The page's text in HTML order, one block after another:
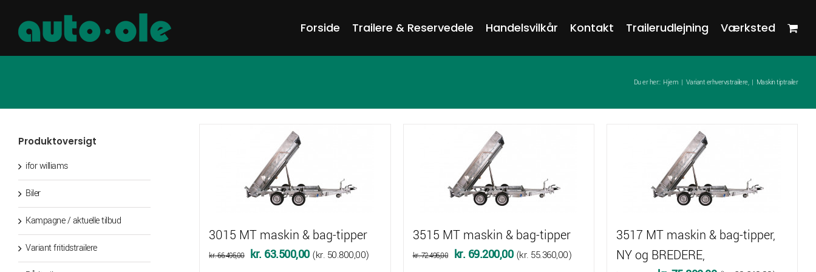
content
Forside Trailere & Reservedele Handelsvilkår Kontakt Trailerudlejning Værksted
Du er her:: Hjem Variant erhvervstrailere, Maskin tiptrailer
3015 MT maskin & bag-tipper
kr.66.495,00
Den
kr. 63.500,00Den
(kr. 50.800,00)
3515 MT maskin & bag-tipper
kr.72.495,00
Den
kr. 69.200,00Den
(kr. 55.360,00)
3517 MT maskin & bag-tipper,
NY og BREDERE,
Produktoversigt
ifor williams
Biler
Kampagne / aktuelle tilbud
Variant fritidstrailere